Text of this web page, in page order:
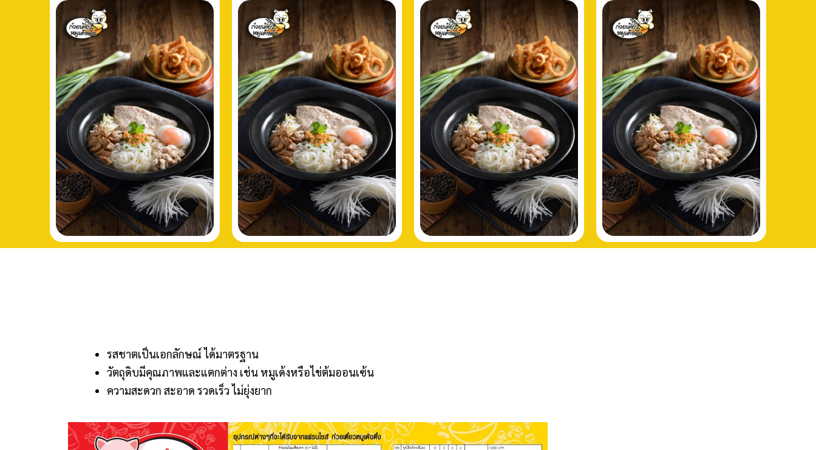
รสชาตเป็นเอกลักษณ์ ได้มาตรฐาน
วัตถุดิบมีคุณภาพและแตกต่าง เช่น หมูเด้งหรือไข่ต้มออนเซ้น
ความสะดวก สะอาด รวดเร็ว ไม่ยุ่งยาก